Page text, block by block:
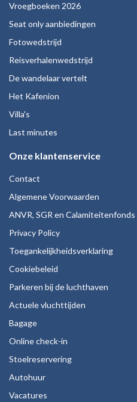
Vroegboeken 2026
Seat only aanbiedingen
Fotowedstrijd
Reisverhalenwedstrijd
De wandelaar vertelt
Het Kafenion
Villa's
Last minutes
Onze klantenservice
Contact
Algemene Voorwaarden
ANVR, SGR en Calamiteitenfonds
Privacy Policy
Toegankelijkheidsverklaring
Cookiebeleid
Parkeren bij de luchthaven
Actuele vluchttijden
Bagage
Online check-in
Stoelreservering
Autohuur
Vacatures